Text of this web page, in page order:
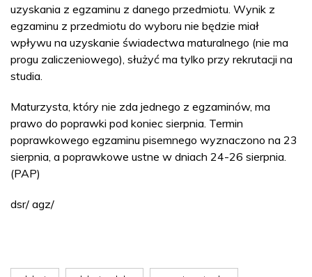
uzyskania z egzaminu z danego przedmiotu. Wynik z
egzaminu z przedmiotu do wyboru nie będzie miał
wpływu na uzyskanie świadectwa maturalnego (nie ma
progu zaliczeniowego), służyć ma tylko przy rekrutacji na
studia.
Maturzysta, który nie zda jednego z egzaminów, ma
prawo do poprawki pod koniec sierpnia. Termin
poprawkowego egzaminu pisemnego wyznaczono na 23
sierpnia, a poprawkowe ustne w dniach 24-26 sierpnia.
(PAP)
dsr/ agz/